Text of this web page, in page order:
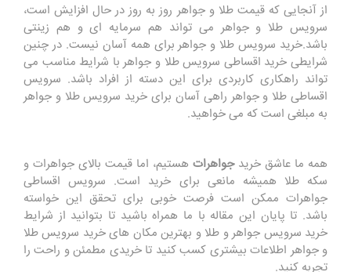
از آنجایی که قیمت طلا و جواهر روز به روز در حال افزایش است،
سرویس طلا و جواهر می تواند هم سرمایه ای و هم زینتی
باشد.خرید سرویس طلا و جواهر برای همه آسان نیست. در چنین
شرایطی خرید اقساطی سرویس طلا و جواهر با شرایط مناسب می
تواند راهکاری کاربردی برای این دسته از افراد باشد. سرویس
اقساطی طلا و جواهر راهی آسان برای خرید سرویس طلا و جواهر
به مبلغی است که می خواهید.
همه ما عاشق خریدجواهرات هستیم، اما قیمت بالای جواهرات و
سکه طلا همیشه مانعی برای خرید است. سرویس اقساطی
جواهرات ممکن است فرصت خوبی برای تحقق این خواسته
باشد. تا پایان این مقاله با ما همراه باشید تا بتوانید از شرایط
خرید سرویس جواهر و طلا و بهترین مکان های خرید سرویس طلا
و جواهر اطلاعات بیشتری کسب کنید تا خریدی مطمئن و راحت را
تجربه کنید.